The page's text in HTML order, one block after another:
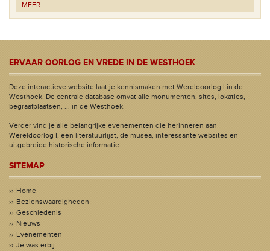
MEER
ERVAAR OORLOG EN VREDE IN DE WESTHOEK
Deze interactieve website laat je kennismaken met Wereldoorlog I in de
Westhoek. De centrale database omvat alle monumenten, sites, lokaties,
begraafplaatsen, ... in de Westhoek.
Verder vind je alle belangrijke evenementen die herinneren aan
Wereldoorlog I, een literatuurlijst, de musea, interessante websites en
uitgebreide historische informatie.
SITEMAP
Home
Bezienswaardigheden
Geschiedenis
Nieuws
Evenementen
Je was erbij